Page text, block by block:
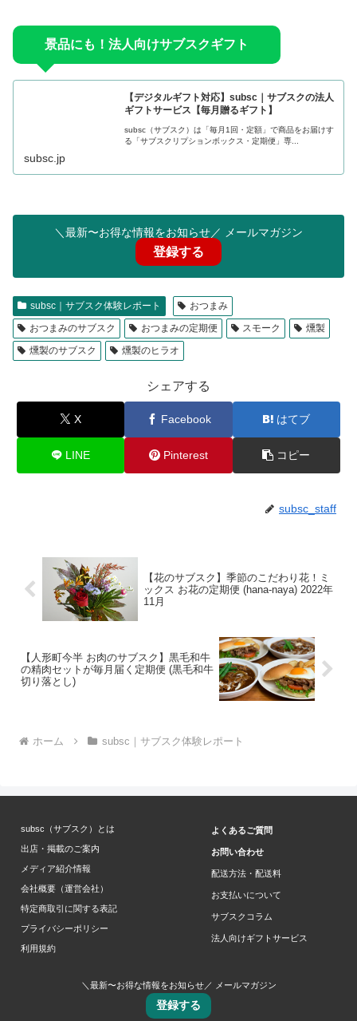
景品にも！法人向けサブスクギフト
【デジタルギフト対応】subsc｜サブスクの法人
ギフトサービス【毎月贈るギフト】
subsc（サブスク）は「毎月1回・定額」で商品をお届けす
る「サブスクリプションボックス・定期便」専...
subsc.jp
＼最新〜お得な情報をお知らせ／ メールマガジン
登録する
subsc｜サブスク体験レポート
おつまみ
おつまみのサブスク
おつまみの定期便 スモーク
燻製
燻製のサブスク
燻製のヒラオ
シェアする
X Facebook はてブ
LINE Pinterest コピー
subsc_staff
【花のサブスク】季節のこだわり花！ミ
ックス お花の定期便 (hana-naya) 2022年
11月
【人形町今半 お肉のサブスク】黒毛和牛
の精肉セットが毎月届く定期便 (黒毛和牛
切り落とし)
ホーム subsc｜サブスク体験レポート
subsc（サブスク）とは
出店・掲載のご案内
メディア紹介情報
会社概要（運営会社）
特定商取引に関する表記
プライバシーポリシー
利用規約
よくあるご質問
お問い合わせ
配送方法・配送料
お支払いについて
サブスクコラム
法人向けギフトサービス
＼最新〜お得な情報をお知らせ／ メールマガジン
登録する